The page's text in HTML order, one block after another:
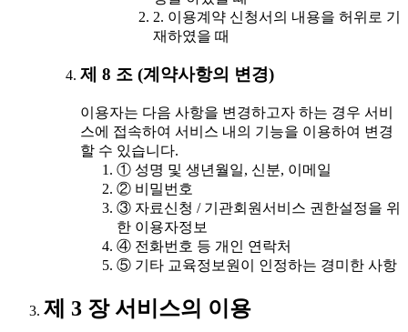
2. 이용계약 신청서의 내용을 허위로 기
재하였을 때
제 8 조 (계약사항의 변경)
이용자는 다음 사항을 변경하고자 하는 경우 서비
스에 접속하여 서비스 내의 기능을 이용하여 변경
할 수 있습니다.
① 성명 및 생년월일, 신분, 이메일
② 비밀번호
③ 자료신청 / 기관회원서비스 권한설정을 위
한 이용자정보
④ 전화번호 등 개인 연락처
⑤ 기타 교육정보원이 인정하는 경미한 사항
제 3 장 서비스의 이용